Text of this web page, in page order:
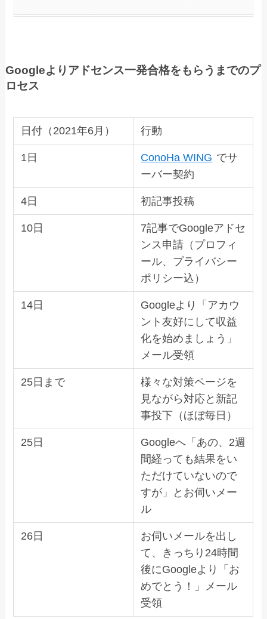
Googleよりアドセンス一発合格をもらうまでのプ
ロセス
日付（2021年6月） 行動
1日 ConoHa WING でサ
ーバー契約
4日 初記事投稿
10日
7記事でGoogleアドセ
ンス申請（プロフィ
ール、プライバシー
ポリシー込）
14日
Googleより「アカウ
ント友好にして収益
化を始めましょう」
メール受領
25日 まで
様々な対策ページを
見ながら対応と新記
事投下（ほぼ毎日 ）
25日
Googleへ「あの、2週
間経っても結果をい
ただけていないので
すが」とお伺い メー
ル
26日
お伺いメールを出し
て、きっちり24時間
後にGoogleより「お
めでとう！」メール
受領